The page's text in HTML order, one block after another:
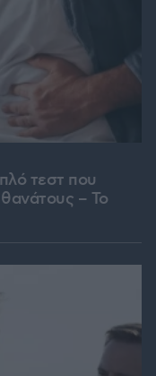
τεστ που
– Το